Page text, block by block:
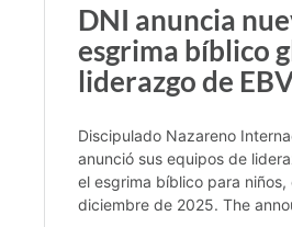
DNI anuncia
esgrima bíblico
liderazgo de
Discipulado Nazareno
anunció sus equipos de
el esgrima bíblico para niños,
diciembre de 2025. The